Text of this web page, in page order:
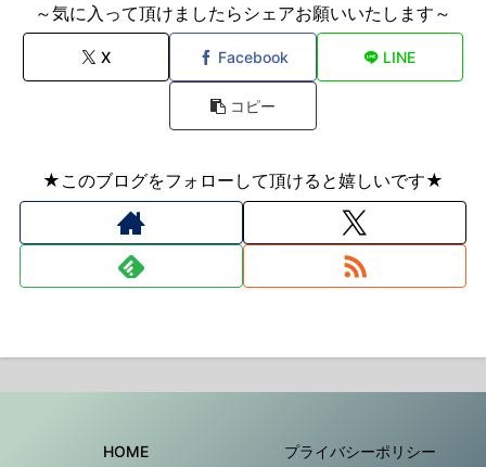
～気に入って頂けましたらシェアお願いいたします～
X Facebook LINE
コピー
★このブログをフォローして頂けると嬉しいです★
HOME プライバシーポリシー